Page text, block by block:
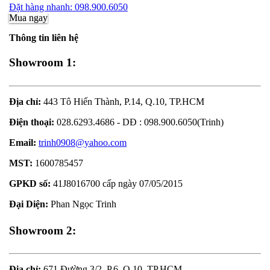
Đặt hàng nhanh: 098.900.6050
Mua ngay
Thông tin liên hệ
Showroom 1:
Địa chỉ: 443 Tô Hiến Thành, P.14, Q.10, TP.HCM
Điện thoại: 028.6293.4686 - DĐ : 098.900.6050(Trinh)
Email: trinh0908@yahoo.com
MST: 1600785457
GPKD số: 41J8016700 cấp ngày 07/05/2015
Đại Diện: Phan Ngọc Trinh
Showroom 2: